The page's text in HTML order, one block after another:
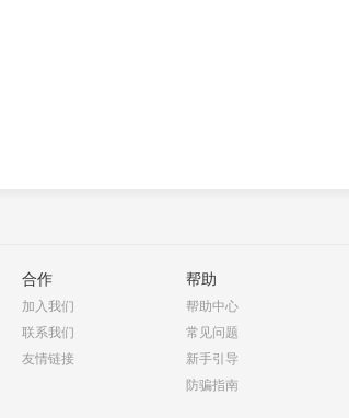
合作
加入我们
联系我们
友情链接
帮助
帮助中心
常见问题
新手引导
防骗指南